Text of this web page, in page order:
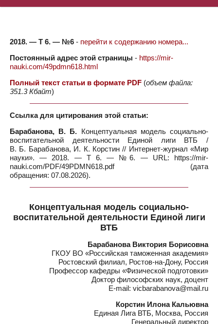
2018. — Т 6. — №6 - перейти к содержанию номера...
Постоянный адрес этой страницы - https://mir-
nauki.com/49pdmn618.html
Полный текст статьи в формате PDF (объем файла:
351.3 Кбайт)
Ссылка для цитирования этой статьи:
Барабанова, В. Б. Концептуальная модель социально-
воспитательной деятельности Единой лиги ВТБ /
В. Б. Барабанова, И. К. Корстин // Интернет-журнал «Мир
науки». — 2018. — Т 6. — №6. — URL: https://mir-
nauki.com/PDF/49PDMN618.pdf (дата
обращения: 07.08.2026).
Концептуальная модель социально-
воспитательной деятельности Единой лиги
ВТБ
Барабанова Виктория Борисовна
ГКОУ ВО «Российская таможенная академия»
Ростовский филиал, Ростов-на-Дону, Россия
Профессор кафедры «Физической подготовки»
Доктор философских наук, доцент
E-mail: vicbarabanova@mail.ru
Корстин Илона Кальювна
Единая Лига ВТБ, Москва, Россия
Генеральный директор